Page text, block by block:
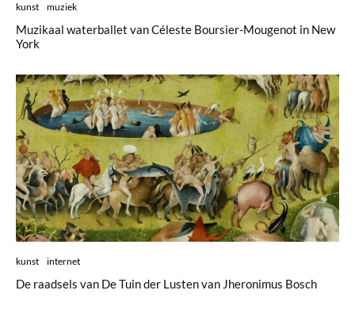
kunst muziek
Muzikaal waterballet van Céleste Boursier-Mougenot in New
York
kunst internet
De raadsels van De Tuin der Lusten van Jheronimus Bosch